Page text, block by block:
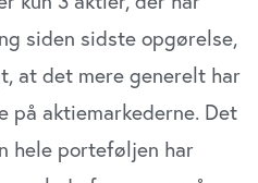
siden sidste opgørelse,
at det mere generelt har
aktiemarkederne. Det
hele porteføljen har